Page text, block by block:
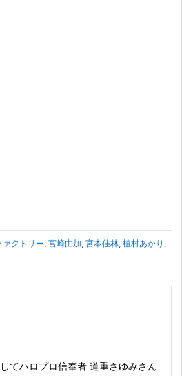
ァクトリー, 宮崎由加, 宮本佳林, 植村あかり ,
てハロプロ信奉者 道重さゆみさん